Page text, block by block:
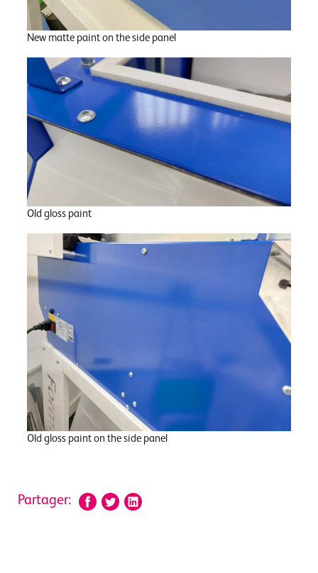
New matte paint on the side panel
Old gloss paint
Old gloss paint on the side panel
Partager: